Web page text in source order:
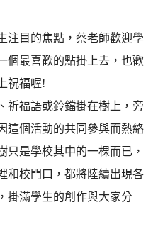
注目的焦點，蔡老師歡迎學
個最喜歡的點掛上去，也歡
祝福喔!
祈福語或鈴鐺掛在樹上，旁
這個活動的共同參與而熱絡
只是學校其中的一棵而已，
和校門口，都將陸續出現各
掛滿學生的創作與大家分